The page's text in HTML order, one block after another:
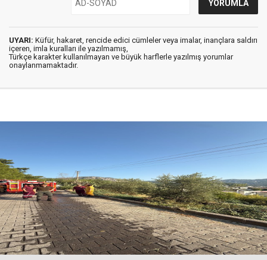
UYARI: Küfür, hakaret, rencide edici cümleler veya imalar, inançlara saldırı
içeren, imla kuralları ile yazılmamış,
Türkçe karakter kullanılmayan ve büyük harflerle yazılmış yorumlar
onaylanmamaktadır.